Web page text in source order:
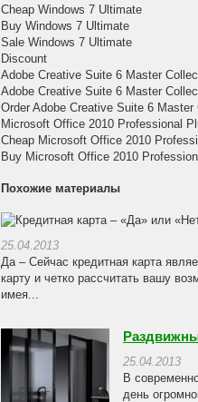
Cheap Windows 7 Ultimate
Buy Windows 7 Ultimate
Sale Windows 7 Ultimate
Discount
Adobe Creative Suite 6 Master
Adobe Creative Suite 6 Master
Order Adobe Creative Suite 6 Master
Microsoft Office 2010 Professional
Cheap Microsoft Office 2010
Buy Microsoft Office 2010
Похожие материалы
25.04.2013
Да – Сейчас кредитная карта
карту и четко рассчитать вашу
имея...
25.04.2013
В
день